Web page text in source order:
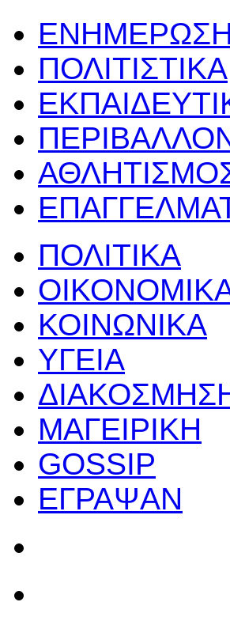
ΕΝΗΜΕΡΩΣΗ
ΠΟΛΙΤΙΣΤΙΚΑ
ΠΟΛΙΤΙΚΑ
ΚΟΙΝΩΝΙΚΑ
ΥΓΕΙΑ
ΜΑΓΕΙΡΙΚΗ
GOSSIP
ΕΓΡΑΨΑΝ